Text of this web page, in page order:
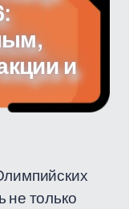
и
не только